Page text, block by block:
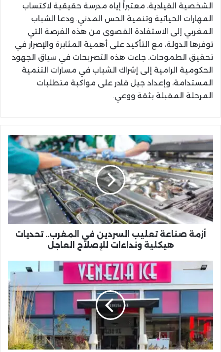
الشخصية القيادية، معتبراً إياه مدرسة حقيقية لاكتساب
المهارات الحياتية وتنمية الحس المدني. ودعا الشباب
المغربي إلى الاستفادة القصوى من هذه الفرصة التي
توفرها الدولة، مع التأكيد على أهمية المثابرة والإصرار في
تحقيق الطموحات. جاءت هذه التصريحات في سياق الجهود
الحكومية الرامية إلى إشراك الشباب في مسارات التنمية
المستدامة، وإعداد جيل قادر على مواكبة متطلبات
المرحلة المقبلة بثقة ووعي.
أزمة
صناعة
تعليب
السردين
في
المغرب..
تحديات
هيكلية
ونداءات
للإصلاح
أزمة صناعة تعليب السردين في المغرب.. تحديات
هيكلية ونداءات للإصلاح العاجل
ديسلوج
صفقة
مجموعة
فينيزيا
آيس